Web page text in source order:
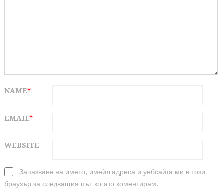
NAME*
EMAIL*
WEBSITE
Запазване на името, имейл адреса и уебсайта ми в този
браузър за следващия път когато коментирам.